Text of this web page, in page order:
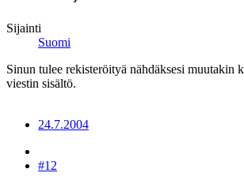
Sijainti
Suomi
Sinun tulee rekisteröityä nähdäksesi muutakin
viestin sisältö.
24.7.2004
#12